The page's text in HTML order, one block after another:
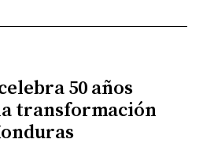
50 años
transformación